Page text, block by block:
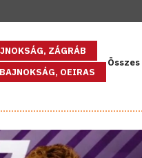
ZÁGRÁB
OEIRAS